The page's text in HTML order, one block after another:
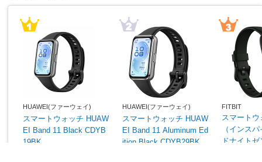
HUAWEI(ファーウェイ)
スマートウォッチ HUAW
EI Band 11 Black CDYB
19BK
HUAWEI(ファーウェイ)
スマートウォッチ HUAW
EI Band 11 Aluminum Ed
ition Black CDYB29BK
FITBIT
スマート
（インスパ
ドナイト